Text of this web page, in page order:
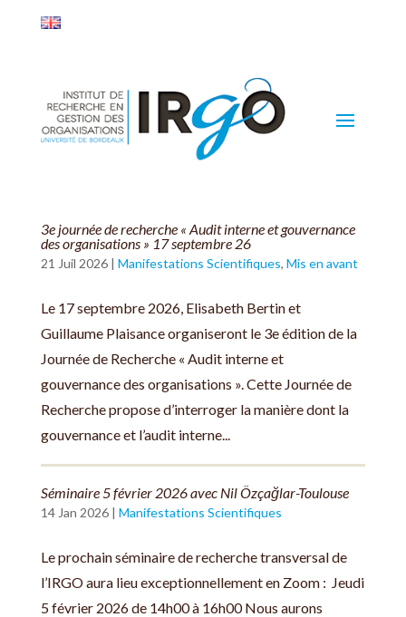
3e journée de recherche « Audit interne et gouvernance
des organisations » 17 septembre 26
21 Juil 2026| Manifestations Scientifiques, Mis en avant
Le 17 septembre 2026, Elisabeth Bertin et
Guillaume Plaisance organiseront le 3e édition de la
Journée de Recherche « Audit interne et
gouvernance des organisations ». Cette Journée de
Recherche propose d’interroger la manière dont la
gouvernance et l’audit interne...
Séminaire 5 février 2026 avec Nil Özçağlar-Toulouse
14 Jan 2026| Manifestations Scientifiques
Le prochain séminaire de recherche transversal de
l’IRGO aura lieu exceptionnellement en Zoom : Jeudi
5 février 2026 de 14h00 à 16h00 Nous aurons